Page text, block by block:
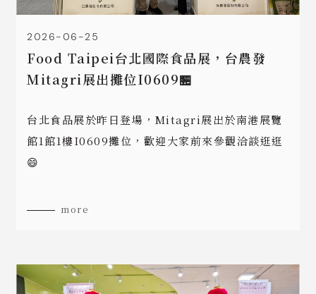
2026-06-25
Food Taipei台北國際食品展，台農發
Mitagri展出攤位I0609🏪
台北食品展於昨日登場，Mitagri展出於南港展覽
館1館1樓I0609攤位，歡迎大家前來參觀洽談逛逛
😄
more